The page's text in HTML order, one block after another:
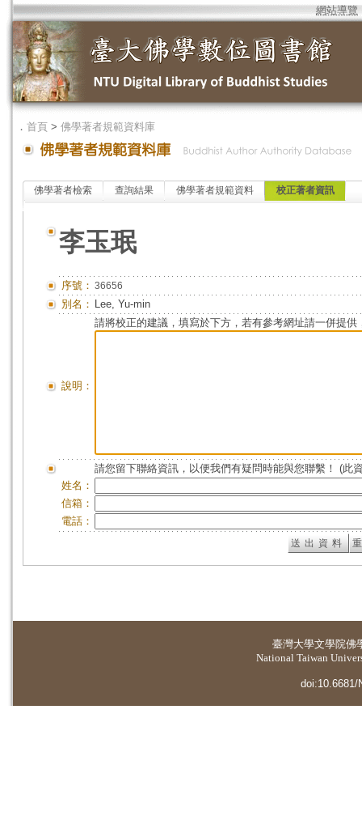
網站導覽
． 首頁 > 佛學著者規範資料庫
佛學著者檢索 查詢結果 佛學著者規範資料 校正著者資訊
李玉珉
序號： 36656
別名： Lee, Yu-min
說明：
請將校正的建議，填寫於下方，若有參考網址請一併提供
請您留下聯絡資訊，以便我們有疑問時能與您聯繫！ (此
姓名：
信箱：
電話：
臺灣大學文學院佛
National Taiwan
doi:10.6681/